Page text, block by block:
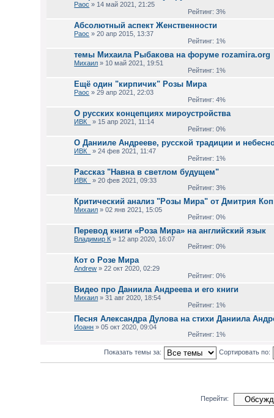
Раос » 14 май 2021, 21:25
Рейтинг: 3%
Абсолютный аспект Женственности
Раос » 20 апр 2015, 13:37
Рейтинг: 1%
темы Михаила Рыбакова на форуме rozamira.org
Михаил » 10 май 2021, 19:51
Рейтинг: 1%
Ещё один "кирпичик" Розы Мира
Раос » 29 апр 2021, 22:03
Рейтинг: 4%
О русских концепциях мироустройства
ИВК_
» 15 апр 2021, 11:14
Рейтинг: 0%
О Данииле Андрееве, русской традиции и
ИВК_
» 24 фев 2021, 11:47
Рейтинг: 1%
Рассказ "Навна в светлом будущем"
ИВК_
» 20 фев 2021, 09:33
Рейтинг: 3%
Критический анализ "Розы Мира" от Дмитрия
Михаил » 02 янв 2021, 15:05
Рейтинг: 0%
Перевод книги «Роза Мира» на английский язык
Владимир К » 12 апр 2020, 16:07
Рейтинг: 0%
Кот о Розе Мира
Andrew » 22 окт 2020, 02:29
Рейтинг: 0%
Видео про Даниила Андреева и его книги
Михаил » 31 авг 2020, 18:54
Рейтинг: 1%
Песня Александра Дулова на стихи Даниила
Иоанн » 05 окт 2020, 09:04
Рейтинг: 1%
Показать темы за: Сортировать по:
Перейти: